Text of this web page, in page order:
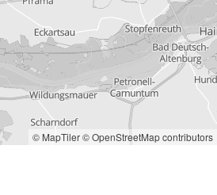
© MapTiler© OpenStreetMap contributors